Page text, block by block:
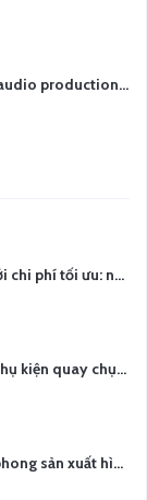
Voice over, dubbing and audio production services in Vietnam for global content
Làm MV chuyên nghiệp với chi phí tối ưu: nên chọn quay thực tế hay video AI?
YCN MEDIA – Trung tâm phụ kiện quay chụp tại Hà Nội
YCN MEDIA – Đơn vị tiên phong sản xuất hình ảnh & âm thanh bằng AI tại Hà Nội